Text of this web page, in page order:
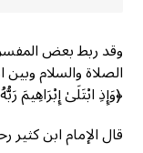
وقد ربط بعض
الصلاة والسلام
﴿وَإِذِ ابْتَلَىٰ إِبْرَاهِيمَ
قال الإمام ابن کثیر